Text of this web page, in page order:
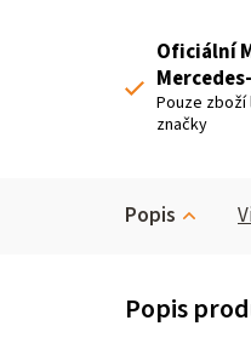
Oficiální
Pouze
značky
Popis